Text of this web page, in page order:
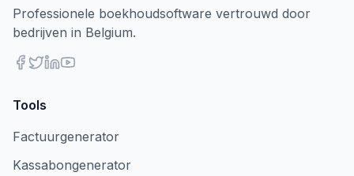
Professionele boekhoudsoftware vertrouwd door
bedrijven in Belgium.
Tools
Factuurgenerator
Kassabongenerator